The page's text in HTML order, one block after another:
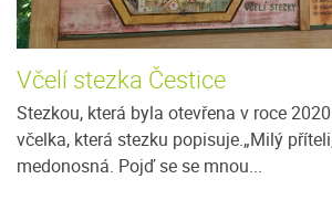
Včelí stezka Čestice
Stezkou, která byla otevřena v roce
včelka, která stezku popisuje.„Milý
medonosná. Pojď se se mnou...